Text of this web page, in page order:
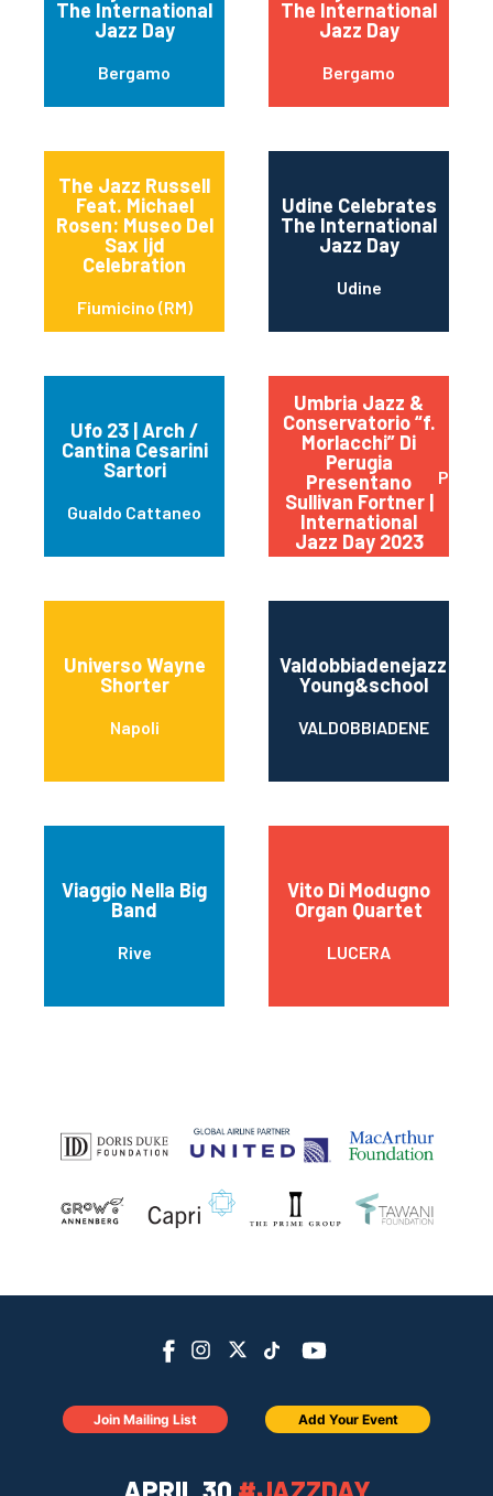
The International
Jazz Day
Bergamo
The International
Jazz Day
Bergamo
The Jazz Russell
Feat. Michael
Rosen: Museo Del
Sax Ijd
Celebration
Fiumicino (RM)
Udine Celebrates
The International
Jazz Day
Udine
Ufo 23 | Arch /
Cantina Cesarini
Sartori
Gualdo Cattaneo
Umbria Jazz &
Conservatorio “f.
Morlacchi” Di
Perugia
Presentano
Sullivan Fortner |
International
Jazz Day 2023
Universo Wayne
Shorter
Napoli
Valdobbiadenejazz
Young&school
VALDOBBIADENE
Viaggio Nella Big
Band
Rive
Vito Di Modugno
Organ Quartet
LUCERA
Join Mailing List Add Your Event